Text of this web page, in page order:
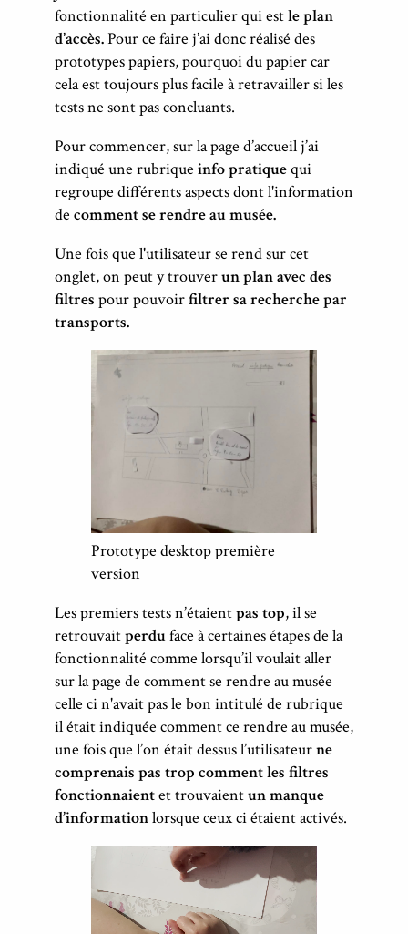
fonctionnalité en particulier qui estle plan
d’accès.Pour ce faire j’ai donc réalisé des
prototypes papiers, pourquoi du papier car
cela est toujours plus facile à retravailler si les
tests ne sont pas concluants.
Pour commencer, sur la page d’accueil j’ai
indiqué une rubrique info pratiquequi
regroupe différents aspects dont l'information
de comment se rendre au musée.
Une fois que l'utilisateur se rend sur cet
onglet, on peut y trouverun plan avec des
filtres pour pouvoirfiltrer sa recherche par
transports.
Prototype desktop première
version
Les premiers tests n’étaientpas top, il se
retrouvaitperduface à certaines étapes de la
fonctionnalité comme lorsqu’il voulait aller
sur la page de comment se rendre au musée
celle ci n'avait pas le bon intitulé de rubrique
il était indiquée comment ce rendre au musée,
une fois que l’on était dessus l’utilisateurne
comprenais pas trop comment les filtres
fonctionnaientet trouvaientun manque
d’informationlorsque ceux ci étaient activés.